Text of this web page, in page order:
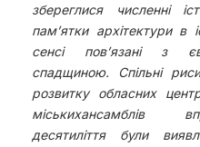
збереглися численні
пам’ятки архітектури в
сенсі пов’язані з
спадщиною. Спільні
розвитку обласних
міськихансамблів
десятиліття були